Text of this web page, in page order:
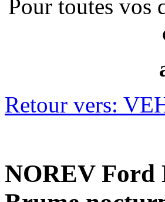
Pour toutes vos
Retour vers:
NOREV Ford